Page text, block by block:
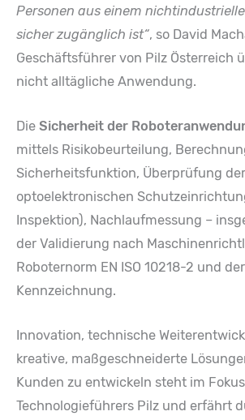
Personen aus einem
sicher zugänglich ist“, so David
Geschäftsführer von Pilz Österreich
nicht alltägliche Anwendung.
Die Sicherheit der
mittels Risikobeurteilung,
Sicherheitsfunktion, Überprüfung der
optoelektronischen
Inspektion), Nachlaufmessung –
der Validierung nach
Roboternorm EN ISO 10218-2 und
Kennzeichnung.
Innovation, technische
kreative, maßgeschneiderte
Kunden zu entwickeln steht im
Technologieführers Pilz und erfährt